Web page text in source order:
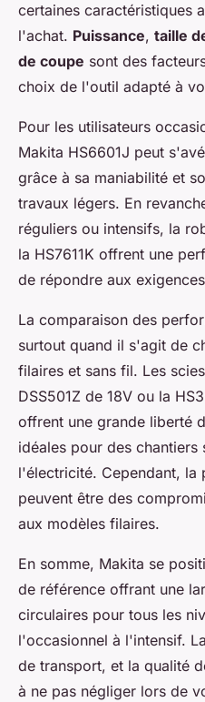
certaines caractéristiques
l'achat. Puissance, taille
de coupe sont des
choix de l'outil adapté à
Pour les utilisateurs
Makita HS6601J peut
grâce à sa maniabilité et
travaux légers. En
réguliers ou intensifs, la
la HS7611K offrent une
de répondre aux
La comparaison des
surtout quand il s'agit de
filaires et sans fil. Les
DSS501Z de 18V ou la
offrent une grande liberté
idéales pour des chantiers
l'électricité. Cependant, la
peuvent être des
aux modèles filaires.
En somme, Makita se
de référence offrant une
circulaires pour tous les
l'occasionnel à l'intensif.
de transport, et la qualité
à ne pas négliger lors de